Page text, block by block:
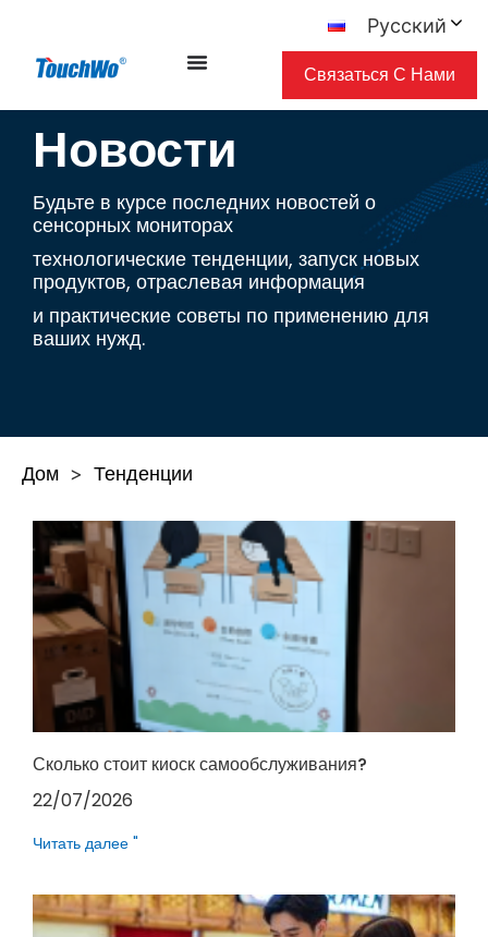
Русский
Связаться С Нами
Новости
Будьте в курсе последних новостей о
сенсорных мониторах
технологические тенденции, запуск новых
продуктов, отраслевая информация
и практические советы по применению для
ваших нужд.
Дом > Тенденции
Сколько стоит киоск самообслуживания?
22/07/2026
Читать далее "